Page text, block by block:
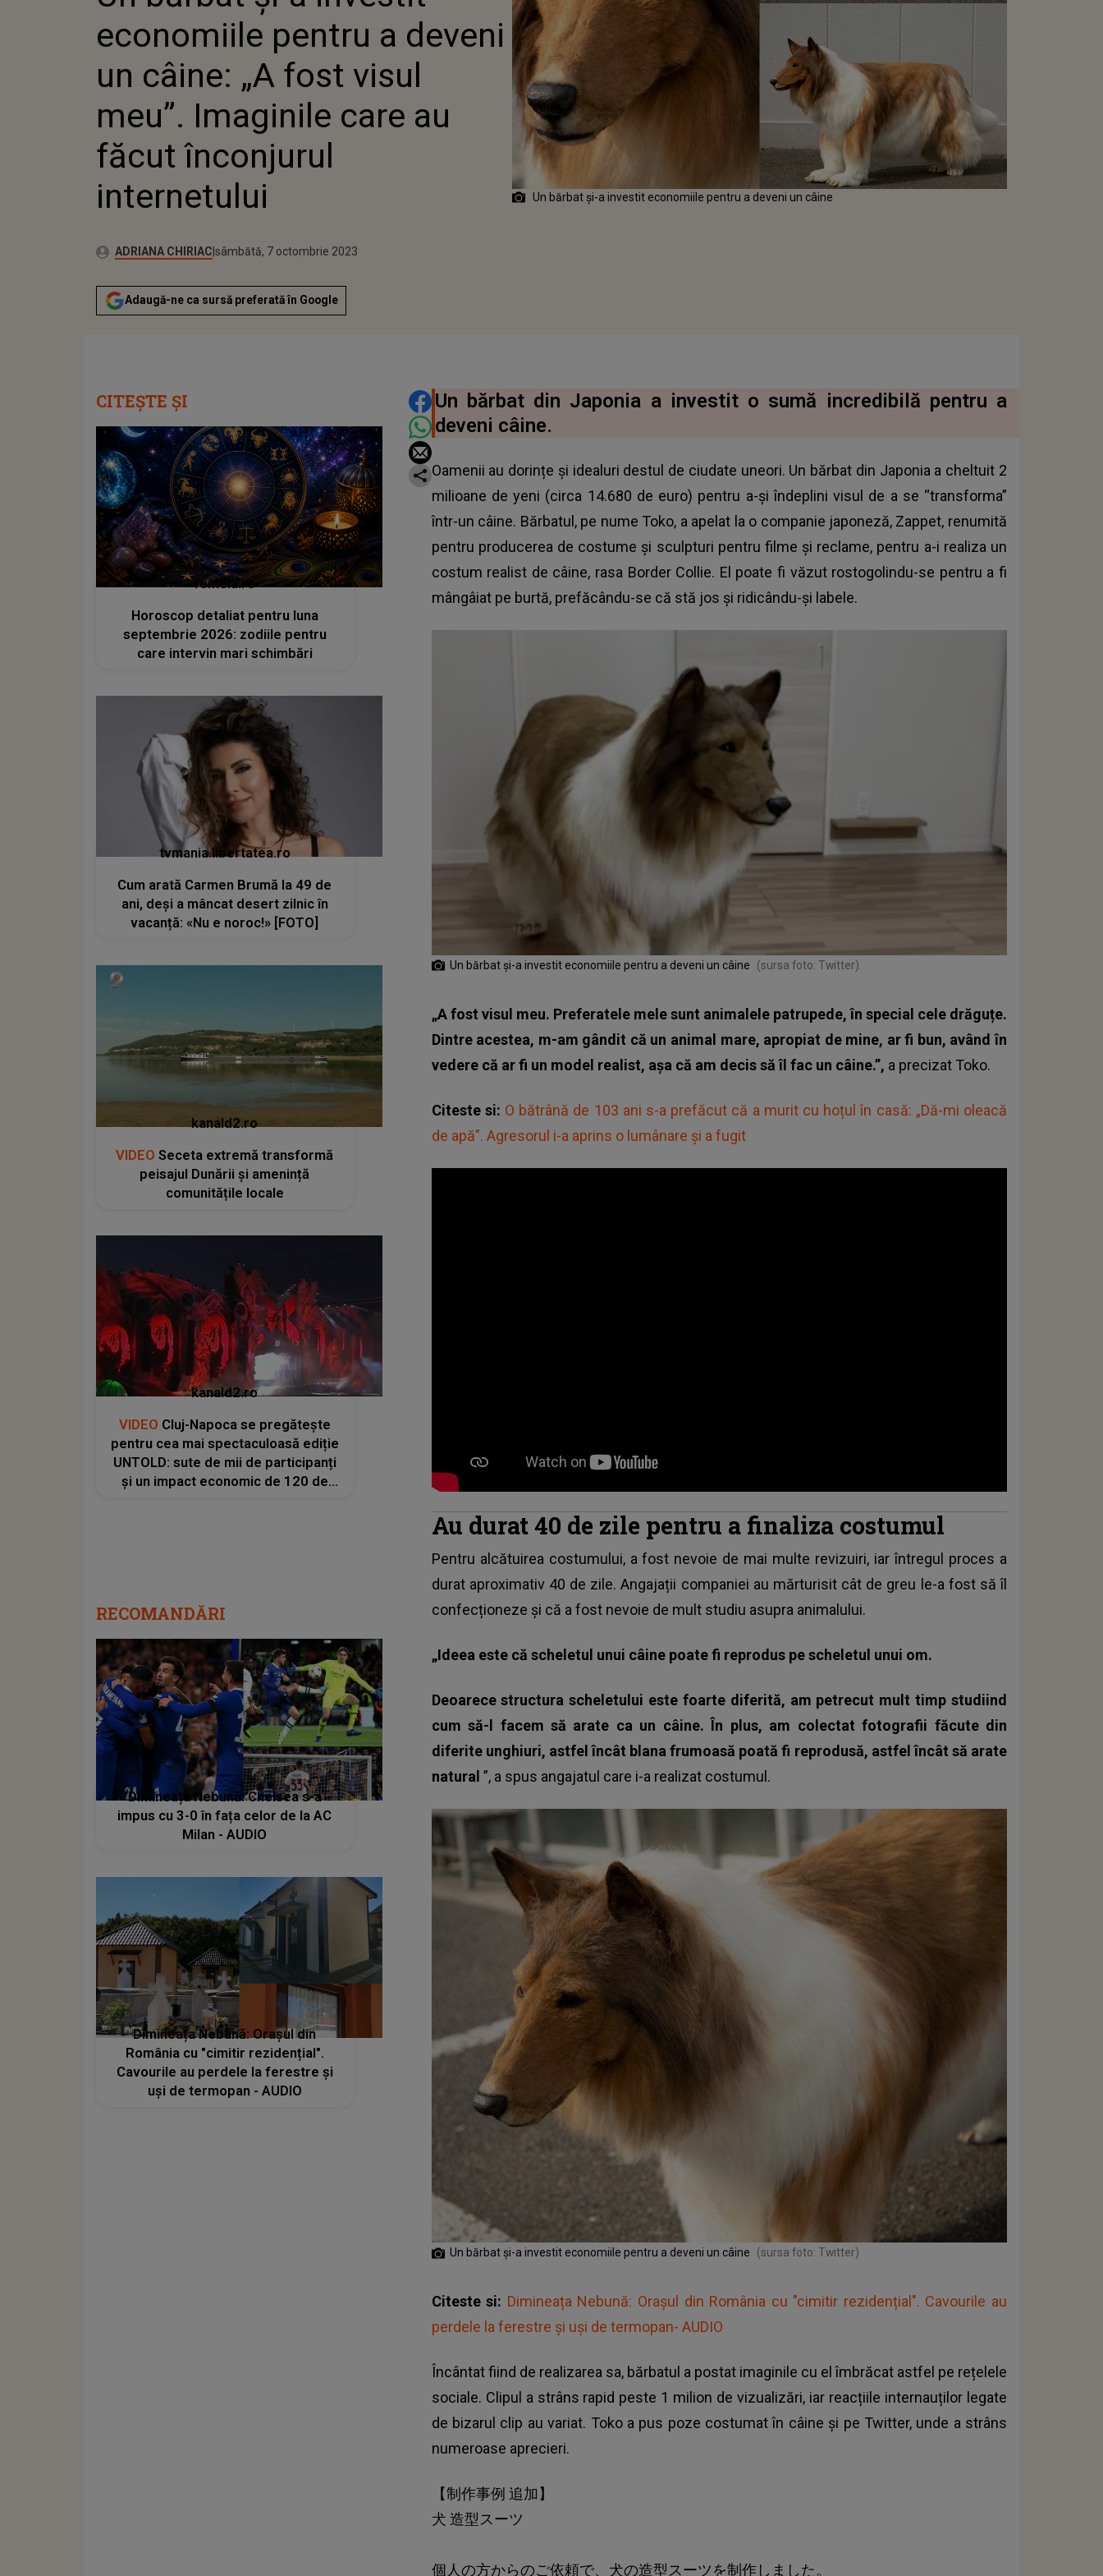
ÎNCONJURUL INTERNETULUI
economiile pentru a deveni
un câine: „A fost visul
meu”. Imaginile care au
făcut înconjurul
internetului
Autor:ADRIANA CHIRIACPublicat:
vineri, 7 octombrie 2022
Actualizat:
sâmbătă, 7 octombrie 2023
Adaugă-ne ca sursă preferată în Google
Un bărbat și-a investit economiile pentru a deveni un câine
DISTRIBUIE ARTICOLUL
Un bărbat din Japonia a investit o sumă incredibilă pentru a
deveni câine.
Oamenii au dorințe și idealuri destul de ciudate uneori. Un bărbat din Japonia a cheltuit 2
milioane de yeni (circa 14.680 de euro) pentru a-și îndeplini visul de a se “transforma”
într-un câine. Bărbatul, pe nume Toko, a apelat la o companie japoneză, Zappet, renumită
pentru producerea de costume și sculpturi pentru filme și reclame, pentru a-i realiza un
costum realist de câine, rasa Border Collie. El poate fi văzut rostogolindu-se pentru a fi
mângâiat pe burtă, prefăcându-se că stă jos și ridicându-și labele.
Un bărbat și-a investit economiile pentru a deveni un câine (sursa foto: Twitter)
„A fost visul meu. Preferatele mele sunt animalele patrupede, în special cele drăguțe.
Dintre acestea, m-am gândit că un animal mare, apropiat de mine, ar fi bun, având în
vedere că ar fi un model realist, așa că am decis să îl fac un câine.”, a precizat Toko.
Citeste si: O bătrână de 103 ani s-a prefăcut că a murit cu hoțul în casă: „Dă-mi oleacă
de apă”. Agresorul i-a aprins o lumânare și a fugit
Au durat 40 de zile pentru a finaliza costumul
Pentru alcătuirea costumului, a fost nevoie de mai multe revizuiri, iar întregul proces a
durat aproximativ 40 de zile. Angajații companiei au mărturisit cât de greu le-a fost să îl
confecționeze și că a fost nevoie de mult studiu asupra animalului.
„Ideea este că scheletul unui câine poate fi reprodus pe scheletul unui om.
Deoarece structura scheletului este foarte diferită, am petrecut mult timp studiind
cum să-l facem să arate ca un câine. În plus, am colectat fotografii făcute din
diferite unghiuri, astfel încât blana frumoasă poată fi reprodusă, astfel încât să arate
natural ”, a spus angajatul care i-a realizat costumul .
Un bărbat și-a investit economiile pentru a deveni un câine (sursa foto: Twitter)
Citeste si: Dimineața Nebună: Orașul din România cu "cimitir rezidențial". Cavourile au
perdele la ferestre și uși de termopan- AUDIO
Încântat fiind de realizarea sa, bărbatul a postat imaginile cu el îmbrăcat astfel pe rețelele
sociale. Clipul a strâns rapid peste 1 milion de vizualizări, iar reacțiile internauților legate
de bizarul clip au variat. Toko a pus poze costumat în câine și pe Twitter, unde a strâns
numeroase aprecieri.
【制作事例 追加】
犬 造型スーツ
個人の方からのご依頼で、犬の造型スーツを制作しました。
CITEȘTE ȘI
femeia.ro
Horoscop detaliat pentru luna
septembrie 2026: zodiile pentru
care intervin mari schimbări
tvmania.libertatea.ro
Cum arată Carmen Brumă la 49 de
ani, deși a mâncat desert zilnic în
vacanță: «Nu e noroc!» [FOTO]
kanald2.ro
VIDEO Seceta extremă transformă
peisajul Dunării și amenință
comunitățile locale
kanald2.ro
VIDEO Cluj-Napoca se pregătește
pentru cea mai spectaculoasă ediție
UNTOLD: sute de mii de participanți
și un impact economic de 120 de
RECOMANDĂRI
Dimineața Nebună: Chelsea s-a
impus cu 3-0 în fața celor de la AC
Milan - AUDIO
Dimineața Nebună: Orașul din
România cu "cimitir rezidențial".
Cavourile au perdele la ferestre și
uși de termopan - AUDIO